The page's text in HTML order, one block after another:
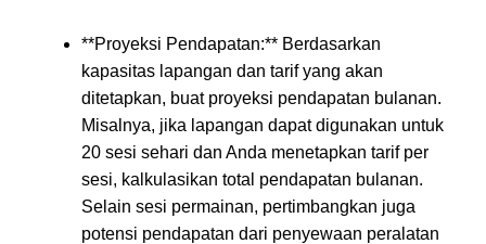
**Proyeksi Pendapatan:** Berdasarkan
kapasitas lapangan dan tarif yang akan
ditetapkan, buat proyeksi pendapatan bulanan.
Misalnya, jika lapangan dapat digunakan untuk
20 sesi sehari dan Anda menetapkan tarif per
sesi, kalkulasikan total pendapatan bulanan.
Selain sesi permainan, pertimbangkan juga
potensi pendapatan dari penyewaan peralatan